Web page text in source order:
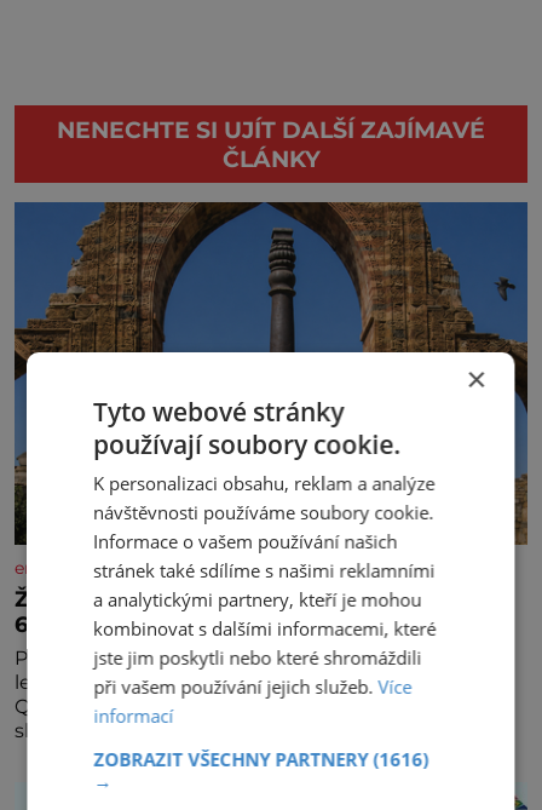
NENECHTE SI UJÍT DALŠÍ ZAJÍMAVÉ
ČLÁNKY
enigmaplus.cz
Železný zázrak z Indie: Proč tento sloup už 1
600 let nezná rez?
Představa, že železo musí na dešti během několika
let zrezivět, bere v Dillí za své. Uprostřed komplexu
Qutb stojí více než sedm metrů vysoký železný
sloup, který už přibližně 1 600 let odolává počasí
×
Tyto webové stránky
používají soubory cookie.
K personalizaci obsahu, reklam a analýze
návštěvnosti používáme soubory cookie.
Informace o vašem používání našich
stránek také sdílíme s našimi reklamními
a analytickými partnery, kteří je mohou
kombinovat s dalšími informacemi, které
jste jim poskytli nebo které shromáždili
při vašem používání jejich služeb.Více
informací
ZOBRAZIT VŠECHNY PARTNERY(1616)
→